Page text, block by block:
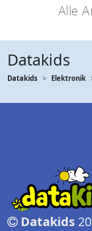
Datakids
Datakids Elektronik
Datakids